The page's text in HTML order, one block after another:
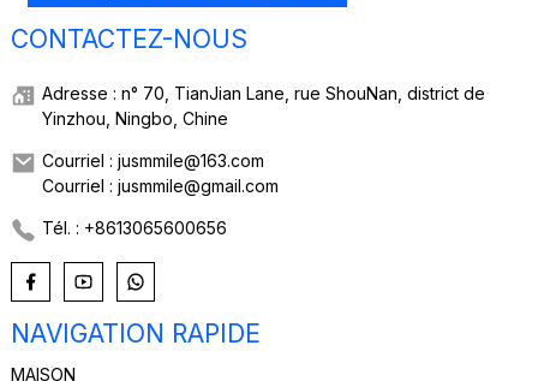
CONTACTEZ-NOUS
Adresse : n° 70, TianJian Lane, rue ShouNan, district de
Yinzhou, Ningbo, Chine
Courriel : jusmmile@163.com
Courriel : jusmmile@gmail.com
Tél. : +8613065600656
NAVIGATION RAPIDE
MAISON